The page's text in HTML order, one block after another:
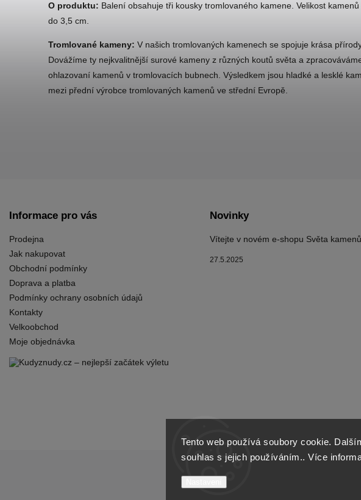
Tento web používá soubory cookie.
souhlas s jejich používáním.. Více
O produktu: Balení obsahuje tři kousky tromlovaného kamene. Velikost
do 3,5 cm.
Tromlované kameny: V našich tromlovaných kamenech se spojuje krása
Dovážíme ty nejkvalitnější surové kameny z různých koutů světa a
ohlazovaní kamenů v tromlovacích bubnech. Výsledkem jsou hladké a lesklé
mezi přední výrobce tromlovaných kamenů ve střední Evropě.
Informace pro vás
Prodejna
Jak nakupovat
Obchodní podmínky
Doprava a platba
Podmínky ochrany osobních údajů
Kontakty
Velkoobchod
Moje objednávka
Novinky
Vítejte v novém e-shopu Světa kamenů
27.5.2025